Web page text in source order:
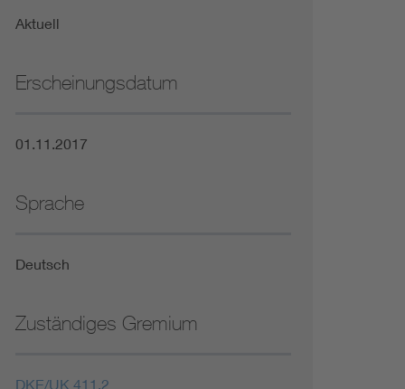
Aktuell
Erscheinungsdatum
01.11.2017
Sprache
Deutsch
Zuständiges Gremium
DKE/UK 411.2